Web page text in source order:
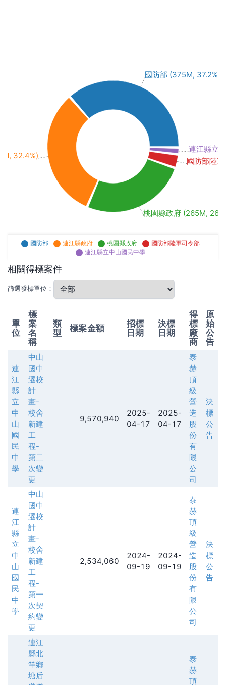
國防部 (375M, 37.2%)
32.4%)
桃園縣政府 (265M,
國防部陸
連江縣立
國防部 連江縣政府 桃園縣政府
國防部陸軍司令部
連江縣立中山國民中學
相關得標案件
篩選發標單位：
單
位
標
案
名
稱
類
型
標案金額
招標
日期
決標
日期
得
標
廠
商
原
始
公
告
連
江
縣
立
中
山
國
民
中
學
中山
國中
遷校
計
畫-
校舍
新建
工
程-
第二
次變
更
9,570,940
2025-
04-17
2025-
04-17
泰
赫
頂
級
營
造
股
份
有
限
公
司
決
標
公
告
連
江
縣
立
中
山
國
民
中
學
中山
國中
遷校
計
畫-
校舍
新建
工
程-
第一
次契
約變
更
2,534,060
2024-
09-19
2024-
09-19
泰
赫
頂
級
營
造
股
份
有
限
公
司
決
標
公
告
連江
縣北
竿鄉
塘后
泰
赫
頂